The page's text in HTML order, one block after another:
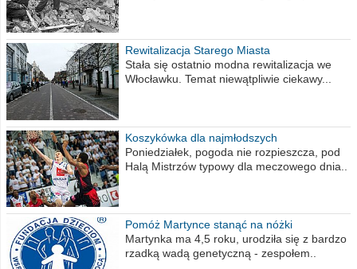
Rewitalizacja Starego Miasta
Stała się ostatnio modna rewitalizacja we
Włocławku. Temat niewątpliwie ciekawy...
Koszykówka dla najmłodszych
Poniedziałek, pogoda nie rozpieszcza, pod
Halą Mistrzów typowy dla meczowego dnia..
Pomóż Martynce stanąć na nóżki
Martynka ma 4,5 roku, urodziła się z bardzo
rzadką wadą genetyczną - zespołem..